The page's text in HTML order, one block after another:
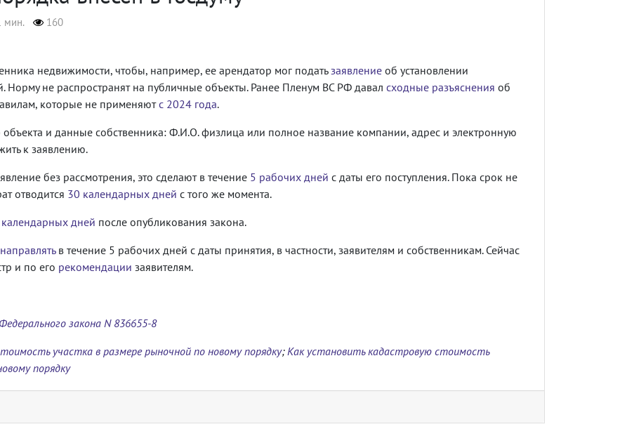
мин. 160
недвижимости, чтобы, например, ее арендатор мог податьзаявление об установлении
Норму не распространят на публичные объекты. Ранее Пленум ВС РФ давал сходные разъяснения об
которые не применяютс 2024 года.
и данные собственника: Ф.И.О. физлица или полное название компании, адрес и электронную
к заявлению.
без рассмотрения, это сделают в течение 5 рабочих дней с даты его поступления. Пока срок не
отводится 30 календарных дней с того же момента.
дней после опубликования закона.
в течение 5 рабочих дней с даты принятия, в частности, заявителям и собственникам. Сейчас
и по его рекомендации заявителям.
закона N 836655-8
участка в размере рыночной по новому порядку; Как установить кадастровую стоимость
порядку